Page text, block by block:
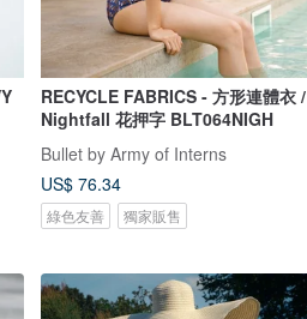
RECYCLE FABRICS - 方形連體衣 /
Nightfall 花押字 BLT064NIGH
Bullet by Army of Interns
US$ 76.34
綠色友善 獨家販售